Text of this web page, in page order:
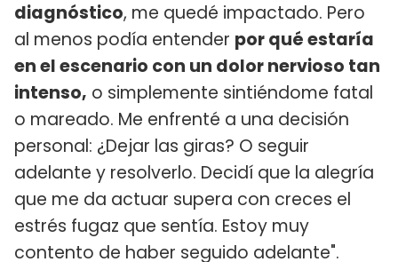
diagnóstico, me quedé impactado. Pero
al menos podía entender por qué estaría
en el escenario con un dolor nervioso tan
intenso, o simplemente sintiéndome fatal
o mareado. Me enfrenté a una decisión
personal: ¿Dejar las giras? O seguir
adelante y resolverlo. Decidí que la alegría
que me da actuar supera con creces el
estrés fugaz que sentía. Estoy muy
contento de haber seguido adelante".